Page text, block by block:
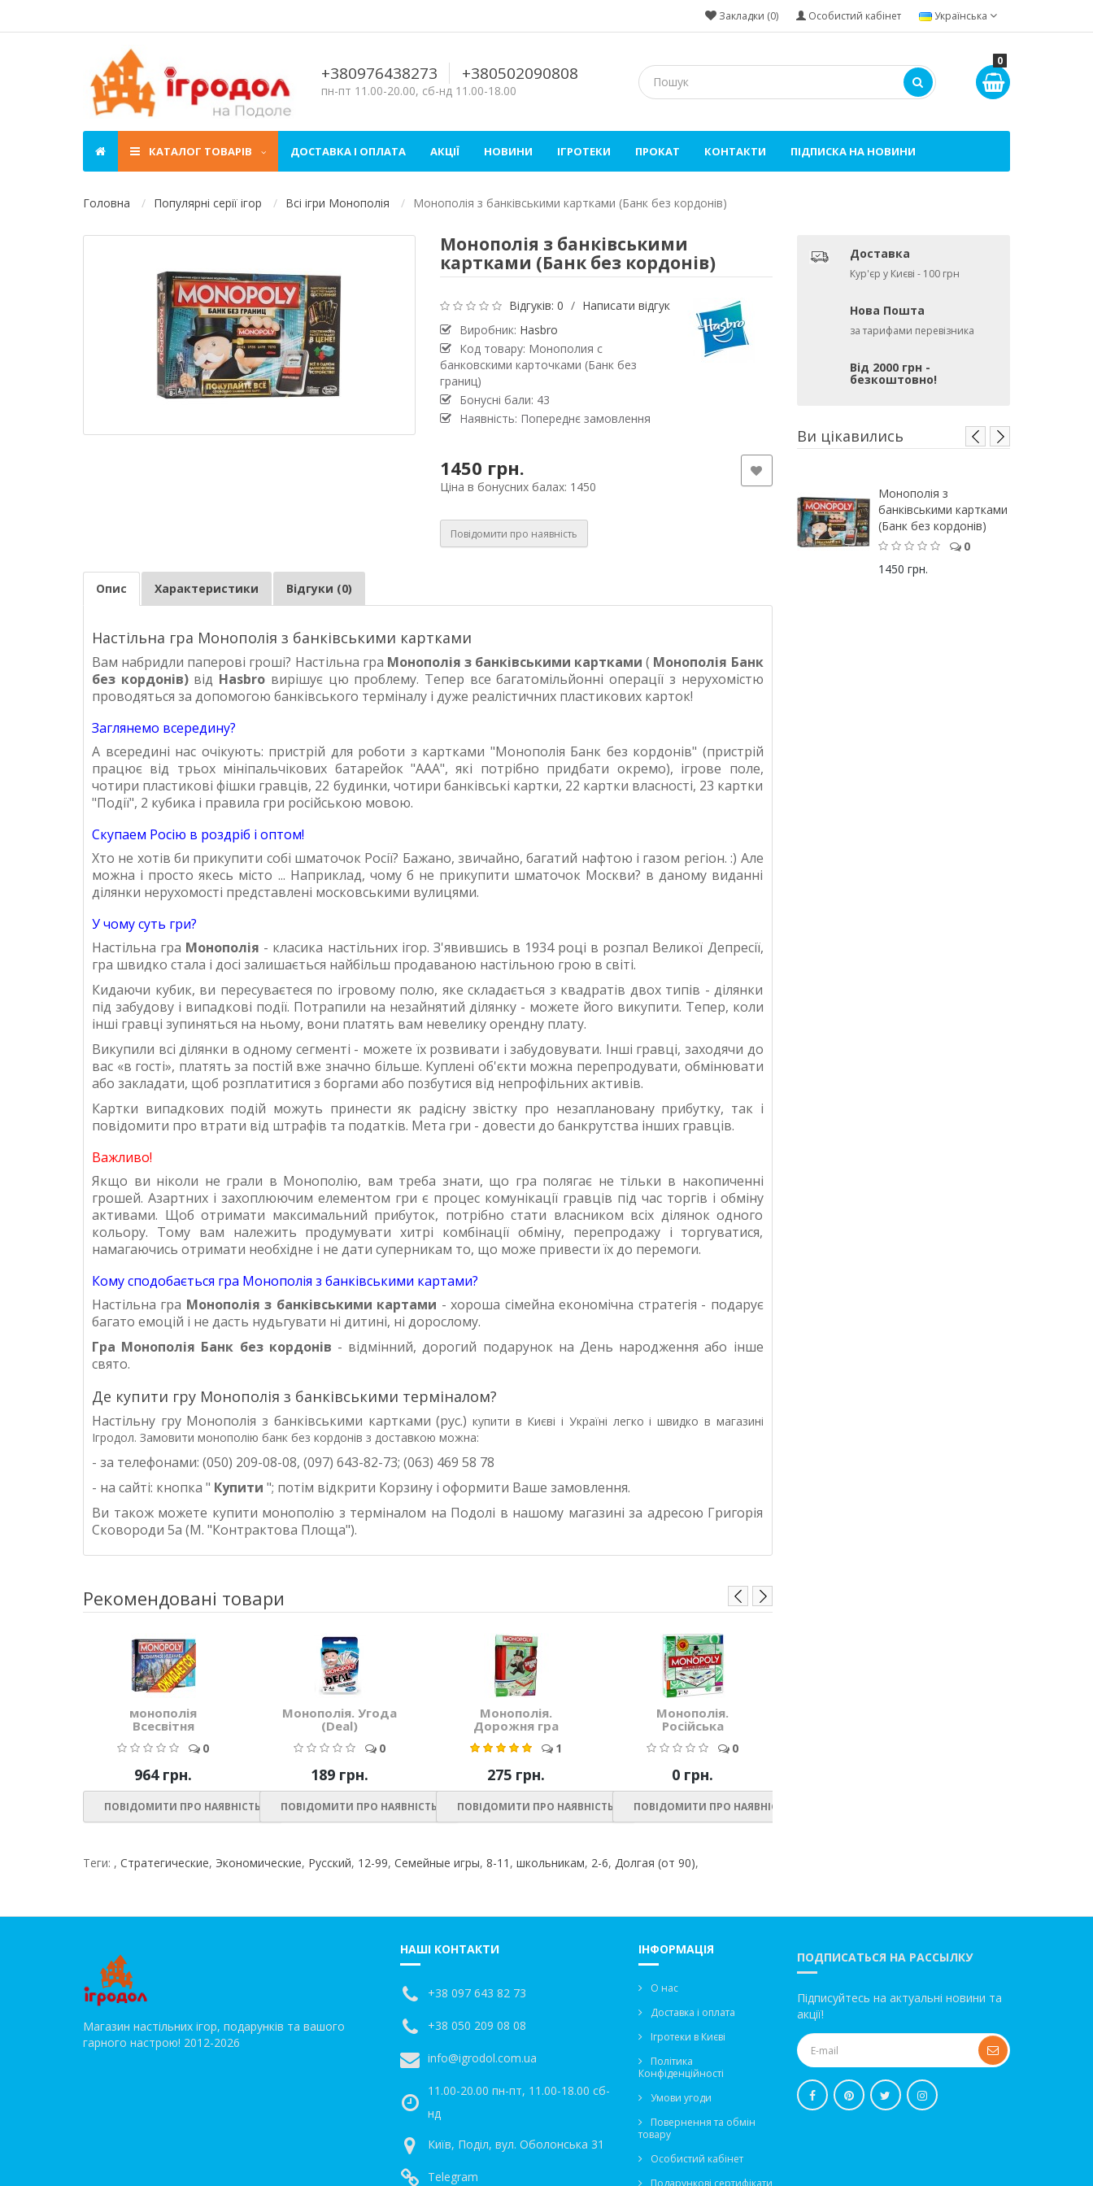
Українська
Особистий кабінет
Закладки (0)
+380976438273 +380502090808
пн-пт 11.00-20.00, сб-нд 11.00-18.00
0
КАТАЛОГ ТОВАРІВ ДОСТАВКА І ОПЛАТА АКЦІЇ НОВИНИ ІГРОТЕКИ ПРОКАТ КОНТАКТИ ПІДПИСКА НА НОВИНИ
Головна Популярні серії ігор Всі ігри Монополія Монополія з банківськими картками (Банк без кордонів)
Монополія з банківськими
картками (Банк без кордонів)
Відгуків: 0 / Написати відгук
Виробник: Hasbro
Код товару: Монополия с
банковскими карточками (Банк без
границ)
Бонусні бали: 43
Наявність: Попереднє замовлення
1450 грн.
Ціна в бонусних балах: 1450
Повідомити про наявність
Опис Характеристики Відгуки (0)
Настільна гра Монополія з банківськими картками
Вам набридли паперові гроші? Настільна гра Монополія з банківськими картками( Монополія Банк
без кордонів) від Hasbro вирішує цю проблему. Тепер все багатомільйонні операції з нерухомістю
проводяться за допомогою банківського терміналу і дуже реалістичних пластикових карток!
Заглянемо всередину?
А всередині нас очікують: пристрій для роботи з картками "Монополія Банк без кордонів" (пристрій
працює від трьох мініпальчікових батарейок "ААА", які потрібно придбати окремо), ігрове поле,
чотири пластикові фішки гравців, 22 будинки, чотири банківські картки, 22 картки власності, 23 картки
"Події", 2 кубика і правила гри російською мовою.
Скупаем Росію в роздріб і оптом!
Хто не хотів би прикупити собі шматочок Росії? Бажано, звичайно, багатий нафтою і газом регіон. :) Але
можна і просто якесь місто ... Наприклад, чому б не прикупити шматочок Москви? в даному виданні
ділянки нерухомості представлені московськими вулицями.
У чому суть гри?
Настільна гра Монополія - класика настільних ігор. З'явившись в 1934 році в розпал Великої Депресії,
гра швидко стала і досі залишається найбільш продаваною настільною грою в світі.
Кидаючи кубик, ви пересуваєтеся по ігровому полю, яке складається з квадратів двох типів - ділянки
під забудову і випадкові події. Потрапили на незайнятий ділянку - можете його викупити. Тепер, коли
інші гравці зупиняться на ньому, вони платять вам невелику орендну плату.
Викупили всі ділянки в одному сегменті - можете їх розвивати і забудовувати. Інші гравці, заходячи до
вас «в гості», платять за постій вже значно більше. Куплені об'єкти можна перепродувати, обмінювати
або закладати, щоб розплатитися з боргами або позбутися від непрофільних активів.
Картки випадкових подій можуть принести як радісну звістку про незаплановану прибутку, так і
повідомити про втрати від штрафів та податків. Мета гри - довести до банкрутства інших гравців.
Важливо!
Якщо ви ніколи не грали в Монополію, вам треба знати, що гра полягає не тільки в накопиченні
грошей. Азартних і захоплюючим елементом гри є процес комунікації гравців під час торгів і обміну
активами. Щоб отримати максимальний прибуток, потрібно стати власником всіх ділянок одного
кольору. Тому вам належить продумувати хитрі комбінації обміну, перепродажу і торгуватися,
намагаючись отримати необхідне і не дати суперникам то, що може привести їх до перемоги.
Кому сподобається гра Монополія з банківськими картами?
Настільна гра Монополія з банківськими картами - хороша сімейна економічна стратегія - подарує
багато емоцій і не дасть нудьгувати ні дитині, ні дорослому.
Гра Монополія Банк без кордонів - відмінний, дорогий подарунок на День народження або інше
свято.
Де купити гру Монополія з банківськими терміналом?
Настільну гру Монополія з банківськими картками (рус.)купити в Києві і Україні легко і швидко в магазині
Ігродол. Замовити монополію банк без кордонів з доставкою можна:
- за телефонами: (050) 209-08-08, (097) 643-82-73; (063) 469 58 78
- на сайті: кнопка " Купити "; потім відкрити Корзину і оформити Ваше замовлення.
Ви також можете купити монополію з терміналом на Подолі в нашому магазині за адресою Григорія
Сковороди 5а (М. "Контрактова Площа").
Рекомендовані товари
монополія
Всесвітня
0
964 грн.
ПОВІДОМИТИ ПРО НАЯВНІСТЬ
Монополія. Угода
(Deal)
0
189 грн.
ПОВІДОМИТИ ПРО НАЯВНІСТЬ
Монополія.
Дорожня гра
1
275 грн.
ПОВІДОМИТИ ПРО НАЯВНІСТЬ
Монополія.
Російська
0
0 грн.
ПОВІДОМИТИ ПРО НАЯВНІСТЬ
Теги: , Стратегические, Экономические, Русский, 12-99, Семейные игры, 8-11 , школьникам, 2-6, Долгая (от 90),
Доставка
Кур'єр у Києві - 100 грн
Нова Пошта
за тарифами перевізника
Від 2000 грн -
безкоштовно!
Ви цікавились
Монополія з
банківськими картками
(Банк без кордонів)
0
1450 грн.
Магазин настільних ігор, подарунків та вашого
гарного настрою! 2012-2026
НАШІ КОНТАКТИ
+38 097 643 82 73
+38 050 209 08 08
info@igrodol.com.ua
11.00-20.00 пн-пт, 11.00-18.00 сб-
нд
Київ, Поділ, вул. Оболонська 31
Telegram
ІНФОРМАЦІЯ
О нас
Доставка і оплата
Ігротеки в Києві
Політика
Конфіденційності
Умови угоди
Повернення та обмін
товару
Особистий кабінет
Подарункові сертифікати
ПОДПИСАТЬСЯ НА РАССЫЛКУ
Підписуйтесь на актуальні новини та
акції!